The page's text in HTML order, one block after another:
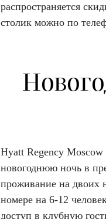
распространяется
столик можно по
Hyatt Regency Moscow
новогоднюю ночь в
проживание на двоих
номере на 6-12
доступ в клубную